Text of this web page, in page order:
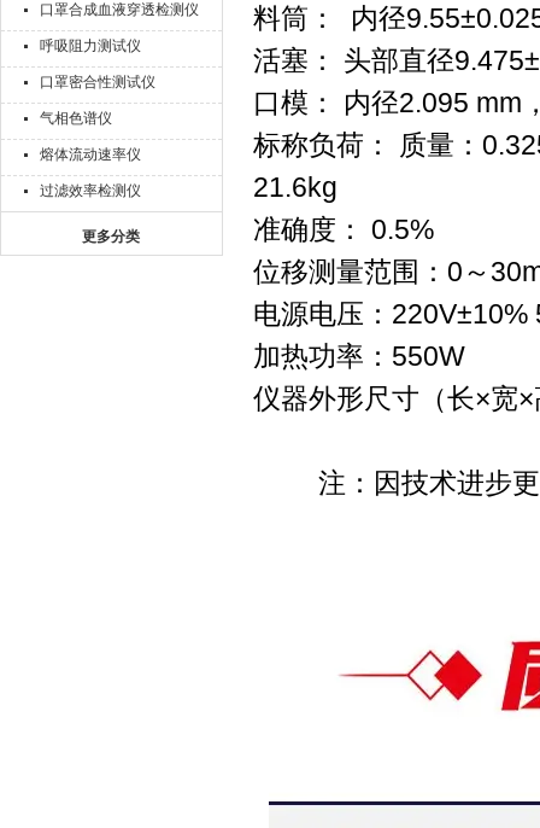
口罩合成血液穿透检测仪
呼吸阻力测试仪
口罩密合性测试仪
气相色谱仪
熔体流动速率仪
过滤效率检测仪
更多分类
料筒： 内径
活塞： 头部直径
口模： 内径2.095 mm
标称负荷： 质量：
21.6kg
准确度： 0.5%
位移测量范围：0～
电源电压：220V±10%
加热功率：550W
仪器外形尺寸（长×宽
注：因技术进步